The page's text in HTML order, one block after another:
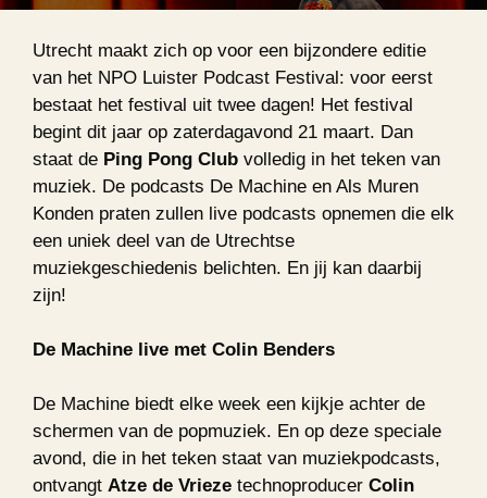
Utrecht maakt zich op voor een bijzondere editie
van het NPO Luister Podcast Festival: voor eerst
bestaat het festival uit twee dagen! Het festival
begint dit jaar op zaterdagavond 21 maart. Dan
staat de Ping Pong Club volledig in het teken van
muziek. De podcasts De Machine en Als Muren
Konden praten zullen live podcasts opnemen die elk
een uniek deel van de Utrechtse
muziekgeschiedenis belichten. En jij kan daarbij
zijn!
De Machine live met Colin Benders
De Machine biedt elke week een kijkje achter de
schermen van de popmuziek. En op deze speciale
avond, die in het teken staat van muziekpodcasts,
ontvangt Atze de Vrieze technoproducer Colin